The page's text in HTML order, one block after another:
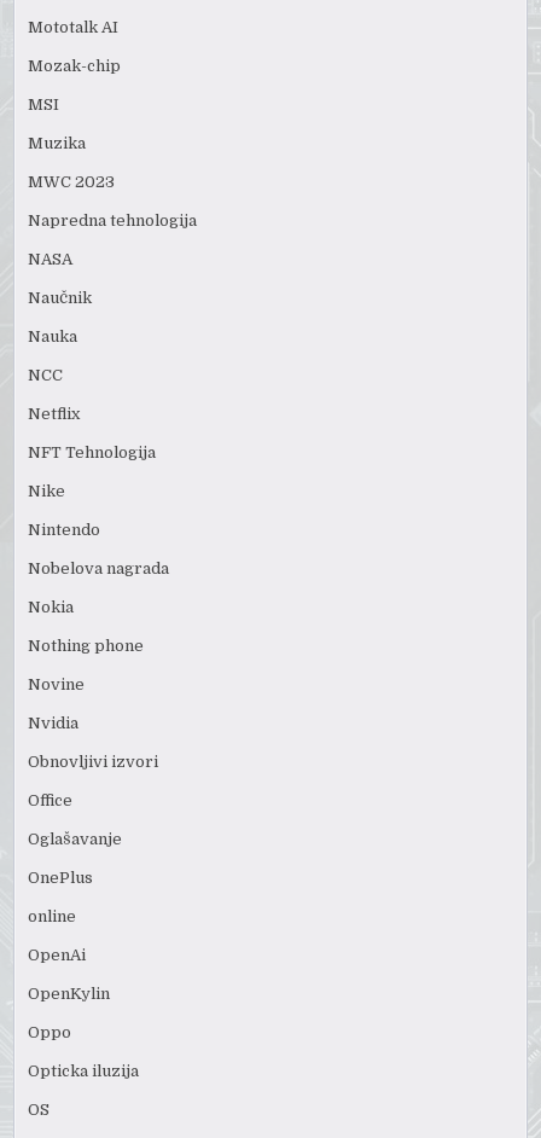
Mototalk AI
Mozak-chip
MSI
Muzika
MWC 2023
Napredna tehnologija
NASA
Naučnik
Nauka
NCC
Netflix
NFT Tehnologija
Nike
Nintendo
Nobelova nagrada
Nokia
Nothing phone
Novine
Nvidia
Obnovljivi izvori
Office
Oglašavanje
OnePlus
online
OpenAi
OpenKylin
Oppo
Opticka iluzija
OS